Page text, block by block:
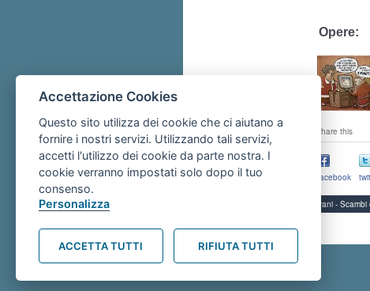
Opere:
share this
facebook
Servizi per i giovani -
Accettazione Cookies
Questo sito utilizza dei cookie che ci aiutano a
fornire i nostri servizi. Utilizzando tali servizi,
accetti l'utilizzo dei cookie da parte nostra. I
cookie verranno impostati solo dopo il tuo
consenso.
Personalizza
ACCETTA TUTTI RIFIUTA TUTTI